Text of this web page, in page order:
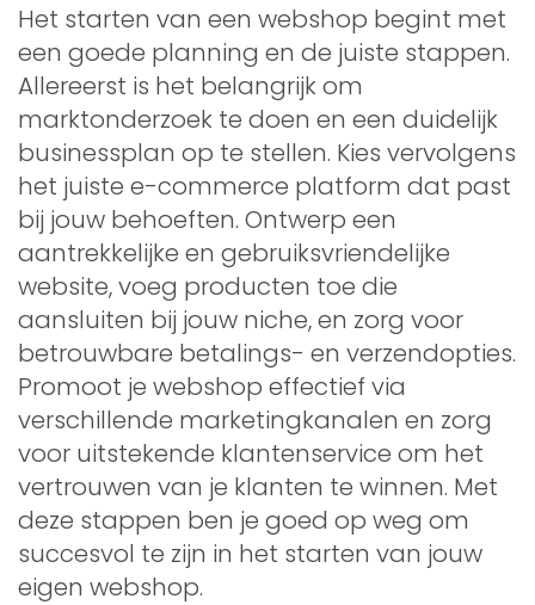
Het starten van een webshop begint met
een goede planning en de juiste stappen.
Allereerst is het belangrijk om
marktonderzoek te doen en een duidelijk
businessplan op te stellen. Kies vervolgens
het juiste e-commerce platform dat past
bij jouw behoeften. Ontwerp een
aantrekkelijke en gebruiksvriendelijke
website, voeg producten toe die
aansluiten bij jouw niche, en zorg voor
betrouwbare betalings- en verzendopties.
Promoot je webshop effectief via
verschillende marketingkanalen en zorg
voor uitstekende klantenservice om het
vertrouwen van je klanten te winnen. Met
deze stappen ben je goed op weg om
succesvol te zijn in het starten van jouw
eigen webshop.